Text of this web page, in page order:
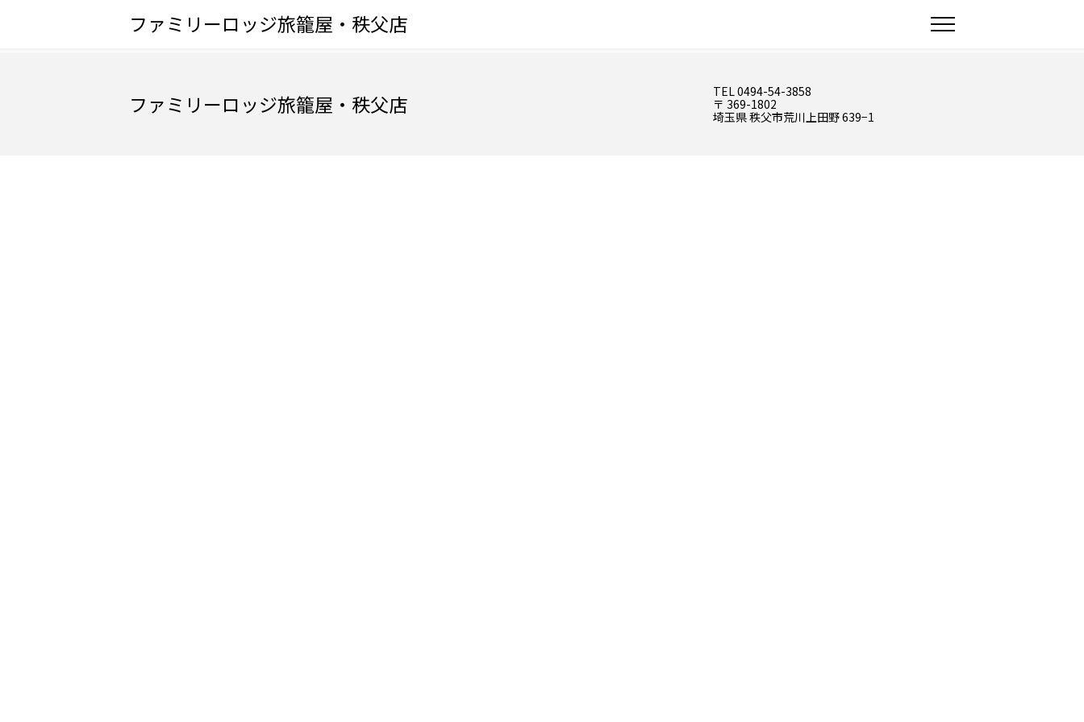
ファミリーロッジ旅籠屋・秩父店
ファミリーロッジ旅籠屋・秩父店
TEL 0494-54-3858
〒 369-1802
埼玉県 秩父市荒川上田野 639−1